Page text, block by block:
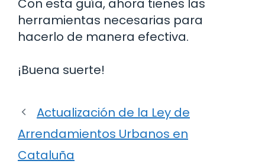
Con esta guía, ahora tienes las
herramientas necesarias para
hacerlo de manera efectiva.
¡Buena suerte!
Actualización de la Ley de
Arrendamientos Urbanos en
Cataluña